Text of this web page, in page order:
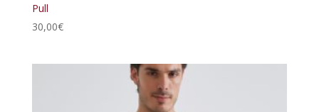
Pull
30,00€